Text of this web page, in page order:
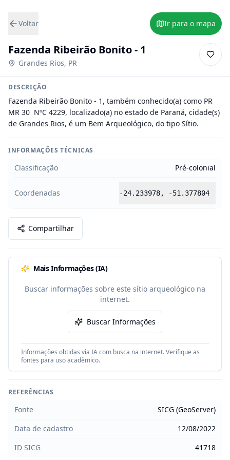
Voltar Ir para o mapa
Fazenda Ribeirão Bonito - 1
Grandes Rios, PR
DESCRIÇÃO
Fazenda Ribeirão Bonito - 1, também conhecido(a) como PR
MR 30  NºC 4229, localizado(a) no estado de Paraná, cidade(s)
de Grandes Rios, é um Bem Arqueológico, do tipo Sítio.
INFORMAÇÕES TÉCNICAS
Classificação Pré-colonial
Coordenadas -24.233978, -51.377804
Compartilhar
Mais Informações (IA)
Buscar informações sobre este sítio arqueológico na
internet.
Buscar Informações
Informações obtidas via IA com busca na internet. Verifique as
fontes para uso acadêmico.
REFERÊNCIAS
Fonte
SICG (GeoServer)
Data de cadastro
12/08/2022
ID SICG
41718